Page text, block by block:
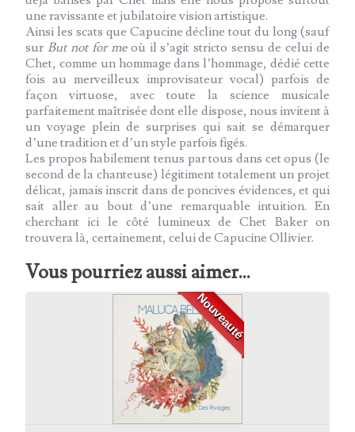
une ravissante et jubilatoire vision artistique.
Ainsi les scats que Capucine décline tout du long (sauf
sur But not for meoù il s’agit stricto sensu de celui de
Chet, comme un hommage dans l’hommage, dédié cette
fois au merveilleux improvisateur vocal) parfois de
façon virtuose, avec toute la science musicale
parfaitement maîtrisée dont elle dispose, nous invitent à
un voyage plein de surprises qui sait se démarquer
d’une tradition et d’un style parfois figés.
Les propos habilement tenus par tous dans cet opus (le
second de la chanteuse) légitiment totalement un projet
délicat, jamais inscrit dans de poncives évidences, et qui
sait aller au bout d’une remarquable intuition. En
cherchant ici le côté lumineux de Chet Baker on
trouvera là, certainement, celui de Capucine Ollivier.
Vous pourriez aussi aimer...
Nouveauté